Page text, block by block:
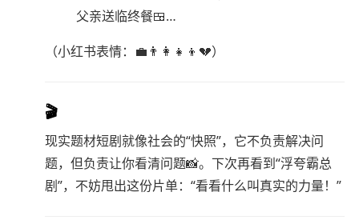
父亲送临终餐🍱…
（小红书表情：💼👨‍👩‍👧‍👦💔）
🎬
现实题材短剧就像社会的“快照”，它不负责解决问
题，但负责让你看清问题📸。下次再看到“浮夸霸总
剧”，不妨甩出这份片单：“看看什么叫真实的力量！”